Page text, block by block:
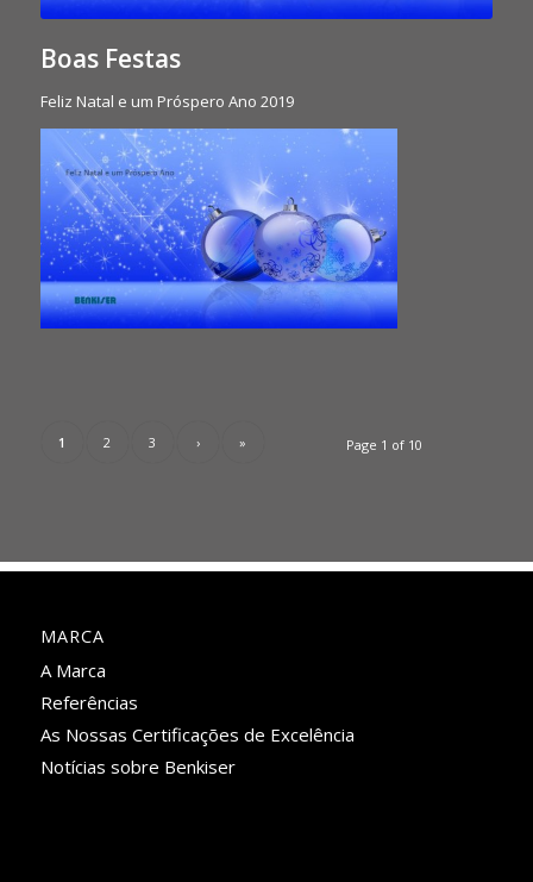
Boas Festas
Feliz Natal e um Próspero Ano 2019
Page 1 of 10
1 2 3 › »
MARCA
A Marca
Referências
As Nossas Certificações de Excelência
Notícias sobre Benkiser